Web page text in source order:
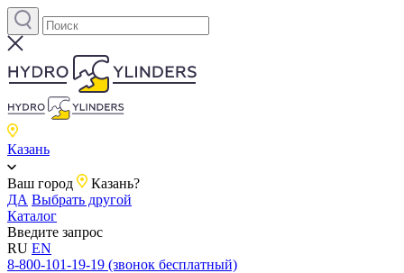
Казань
Ваш город
Казань?
ДА Выбрать другой
Каталог
Введите запрос
RU EN
8-800-101-19-19 (звонок бесплатный)